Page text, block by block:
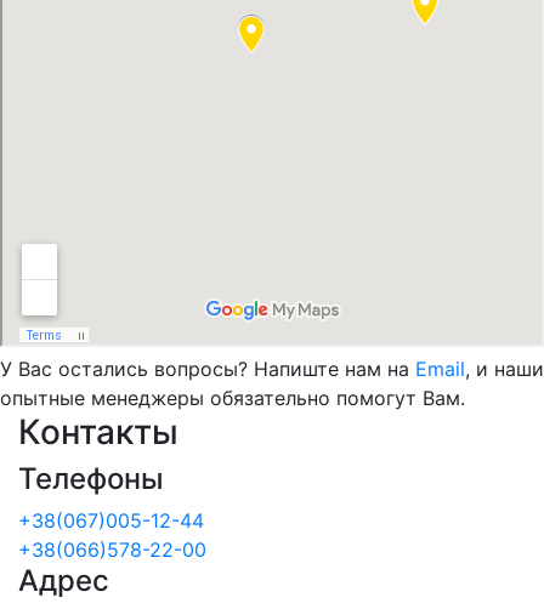
У Вас остались вопросы? Напиште нам на Email, и наши
опытные менеджеры обязательно помогут Вам.
Контакты
Телефоны
+38(067)005-12-44
+38(066)578-22-00
Адрес